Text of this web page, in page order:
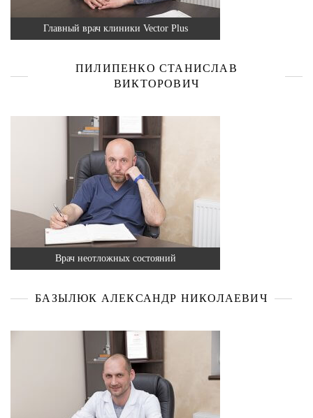
Главный врач клиники Vector Plus
ПИЛИПЕНКО СТАНИСЛАВ
ВИКТОРОВИЧ
Врач неотложных состояний
БАЗЫЛЮК АЛЕКСАНДР НИКОЛАЕВИЧ